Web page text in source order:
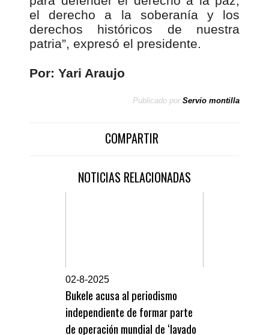
el derecho a la soberanía y los
derechos históricos de nuestra
patria”, expresó el presidente.
Por: Yari Araujo
Publicado por Servio montilla
COMPARTIR
NOTICIAS RELACIONADAS
02-8-2025
Bukele acusa al periodismo
independiente de formar parte
de operación mundial de ‘lavado